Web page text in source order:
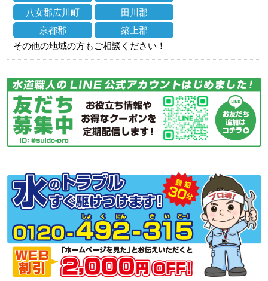
八女郡広川町
田川郡
京都郡
築上郡
その他の地域の方もご相談ください！